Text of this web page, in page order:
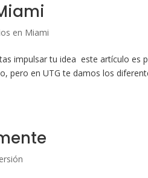
en Miami
impulsar tu idea este artículo es
pero en UTG te damos los